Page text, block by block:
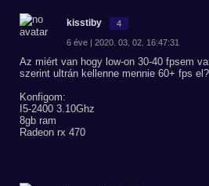
kisstiby 4
6 éve | 2020. 03. 02. 16:47:31
Az miért van hogy low-on 30-40 fpsem
szerint ultrán kellenne mennie 60+ fps el?
Konfigom:
I5-2400 3.10Ghz
8gb ram
Radeon rx 470